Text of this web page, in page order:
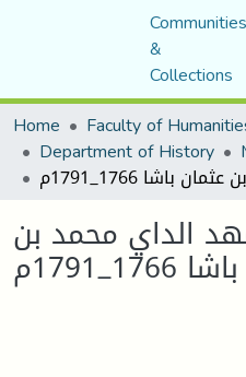
Communities
&
Collections
Home
Department of History
الداي محمد بن